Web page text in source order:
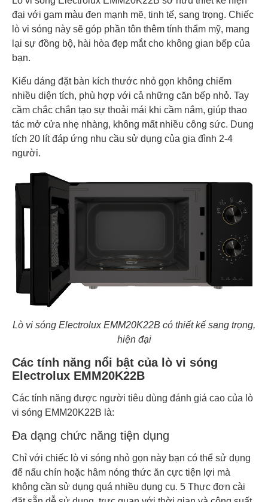
đại với gam màu đen mạnh mẽ, tinh tế, sang trọng. Chiếc
lò vi sóng này sẽ góp phần tôn thêm tính thẩm mỹ, mang
lại sự đồng bộ, hài hòa đẹp mắt cho không gian bếp của
bạn.
Kiểu dáng đặt bàn kích thước nhỏ gọn không chiếm
nhiều diện tích, phù hợp với cả những căn bếp nhỏ. Tay
cầm chắc chắn tạo sự thoải mái khi cầm nắm, giúp thao
tác mở cửa nhẹ nhàng, không mất nhiều công sức. Dung
tích 20 lít đáp ứng nhu cầu sử dụng của gia đình 2-4
người.
Lò vi sóng Electrolux EMM20K22B có thiết kế sang trọng,
hiện đại
Các tính năng nổi bật của lò vi sóng
Electrolux EMM20K22B
Các tính năng được người tiêu dùng đánh giá cao của lò
vi sóng EMM20K22B là:
Đa dạng chức năng tiện dụng
Chỉ với chiếc lò vi sóng nhỏ gọn này bạn có thể sử dụng
để nấu chín hoặc hâm nóng thức ăn cực tiện lợi mà
không cần sử dụng quá nhiều dụng cụ. 5 Thực đơn cài